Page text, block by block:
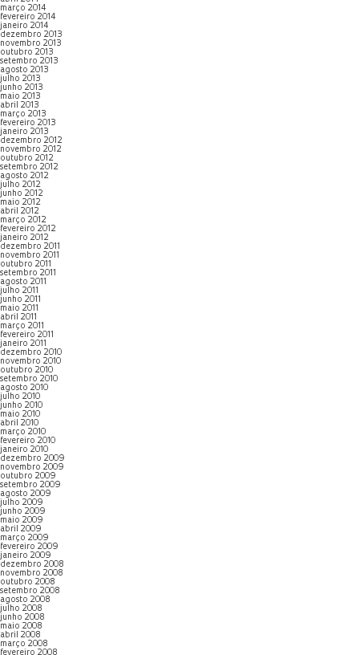
março 2014
fevereiro 2014
janeiro 2014
dezembro 2013
novembro 2013
outubro 2013
setembro 2013
agosto 2013
julho 2013
junho 2013
maio 2013
abril 2013
março 2013
fevereiro 2013
janeiro 2013
dezembro 2012
novembro 2012
outubro 2012
setembro 2012
agosto 2012
julho 2012
junho 2012
maio 2012
abril 2012
março 2012
fevereiro 2012
janeiro 2012
dezembro 2011
novembro 2011
outubro 2011
setembro 2011
agosto 2011
julho 2011
junho 2011
maio 2011
abril 2011
março 2011
fevereiro 2011
janeiro 2011
dezembro 2010
novembro 2010
outubro 2010
setembro 2010
agosto 2010
julho 2010
junho 2010
maio 2010
abril 2010
março 2010
fevereiro 2010
janeiro 2010
dezembro 2009
novembro 2009
outubro 2009
setembro 2009
agosto 2009
julho 2009
junho 2009
maio 2009
abril 2009
março 2009
fevereiro 2009
janeiro 2009
dezembro 2008
novembro 2008
outubro 2008
setembro 2008
agosto 2008
julho 2008
junho 2008
maio 2008
abril 2008
março 2008